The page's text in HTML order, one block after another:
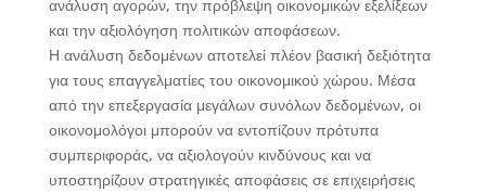
ανάλυση αγορών, την πρόβλεψη οικονομικών εξελίξεων
και την αξιολόγηση πολιτικών αποφάσεων.
Η ανάλυση δεδομένων αποτελεί πλέον βασική δεξιότητα
για τους επαγγελματίες του οικονομικού χώρου. Μέσα
από την επεξεργασία μεγάλων συνόλων δεδομένων, οι
οικονομολόγοι μπορούν να εντοπίζουν πρότυπα
συμπεριφοράς, να αξιολογούν κινδύνους και να
υποστηρίζουν στρατηγικές αποφάσεις σε επιχειρήσεις